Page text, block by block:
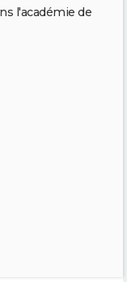
l'académie de